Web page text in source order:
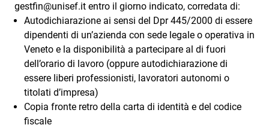
gestfin@unisef.it entro il giorno indicato, corredata di:
Autodichiarazione ai sensi del Dpr 445/2000 di essere
dipendenti di un’azienda con sede legale o operativa in
Veneto e la disponibilità a partecipare al di fuori
dell’orario di lavoro (oppure autodichiarazione di
essere liberi professionisti, lavoratori autonomi o
titolati d’impresa)
Copia fronte retro della carta di identità e del codice
fiscale